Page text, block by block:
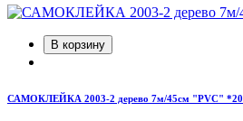
В корзину
САМОКЛЕЙКА 2003-2 дерево 7м/45см "PVC" *20